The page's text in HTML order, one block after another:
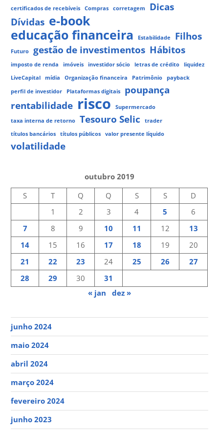
certificados de recebíveis
Compras corretagem
Dicas
Dívidas e-book
educação financeira
Estabilidade Filhos
Futuro gestão de investimentos Hábitos
imposto de renda imóveis investidor sócio letras de crédito
liquidez
LiveCapital
mídia Organização financeira Patrimônio
payback
perfil de investidor
Plataformas digitais
poupança
rentabilidade risco
Supermercado
taxa interna de retorno
Tesouro Selic
trader
títulos bancários
títulos públicos valor presente líquido
volatilidade
outubro 2019
S
T Q Q S S
D
1
2 3 4 5
6
7
8 9 10 11 12
13
14
15 16 17 18 19
20
21
22 23 24 25 26
27
28
29 30
31
« jan
dez »
junho 2024
maio 2024
abril 2024
março 2024
fevereiro 2024
junho 2023